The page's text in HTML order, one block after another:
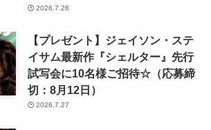
2026.7.28
【プレゼント】ジェイソン・ステ
イサム最新作『シェルター』先行
試写会に10名様ご招待☆（応募締
切：8月12日）
2026.7.27